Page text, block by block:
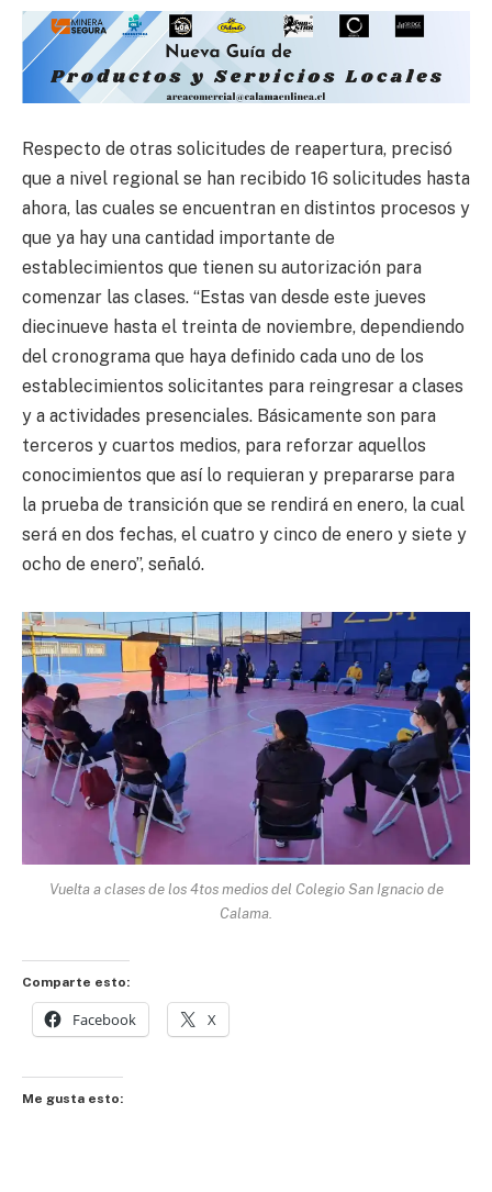
Respecto de otras solicitudes de reapertura, precisó
que a nivel regional se han recibido 16 solicitudes hasta
ahora, las cuales se encuentran en distintos procesos y
que ya hay una cantidad importante de
establecimientos que tienen su autorización para
comenzar las clases. “Estas van desde este jueves
diecinueve hasta el treinta de noviembre, dependiendo
del cronograma que haya definido cada uno de los
establecimientos solicitantes para reingresar a clases
y a actividades presenciales. Básicamente son para
terceros y cuartos medios, para reforzar aquellos
conocimientos que así lo requieran y prepararse para
la prueba de transición que se rendirá en enero, la cual
será en dos fechas, el cuatro y cinco de enero y siete y
ocho de enero”, señaló.
Vuelta a clases de los 4tos medios del Colegio San Ignacio de
Calama.
Comparte esto:
Facebook X
Me gusta esto: